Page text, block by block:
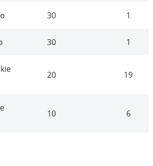
30 1
30 1
20 19
10 6